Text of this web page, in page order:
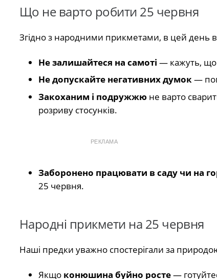
Що не варто робити 25 червня
Згідно з народними прикметами, в цей день
Не залишайтеся на самоті — кажуть, що
Не допускайте негативних думок—
Закоханим і подружжю не варто
розриву стосунків.
РЕКЛАМА
Заборонено працювати в саду чи на
25 червня.
Народні прикмети на 25 червня
Наші предки уважно спостерігали за
Якщо конюшина буйно росте—